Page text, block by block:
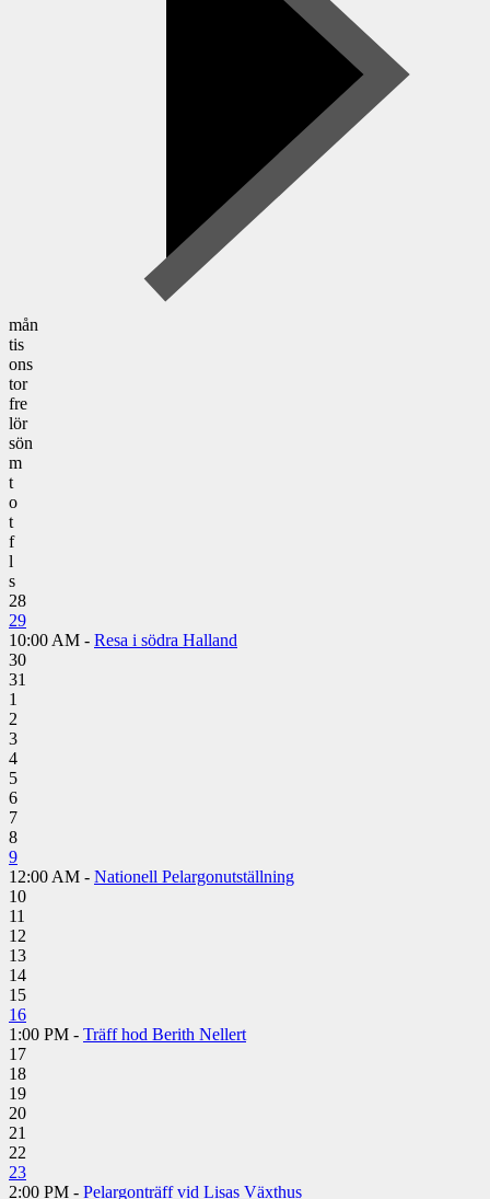
mån
tis
ons
tor
fre
lör
sön
m
t
o
t
f
l
s
28
29
10:00 AM - Resa i södra Halland
30
31
1
2
3
4
5
6
7
8
9
12:00 AM - Nationell Pelargonutställning
10
11
12
13
14
15
16
1:00 PM - Träff hod Berith Nellert
17
18
19
20
21
22
23
2:00 PM - Pelargonträff vid Lisas Växthus